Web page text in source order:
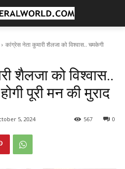
कांग्रेस नेता कुमारी शैलजा को विश्वास.. चमकेगी
शैलजा को विश्वास..
पूरी मन की मुराद
5, 2024 0
567